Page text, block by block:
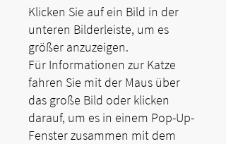
Klicken Sie auf ein Bild in der
unteren Bilderleiste, um es
größer anzuzeigen.
Für Informationen zur Katze
fahren Sie mit der Maus über
das große Bild oder klicken
darauf, um es in einem Pop-Up-
Fenster zusammen mit dem